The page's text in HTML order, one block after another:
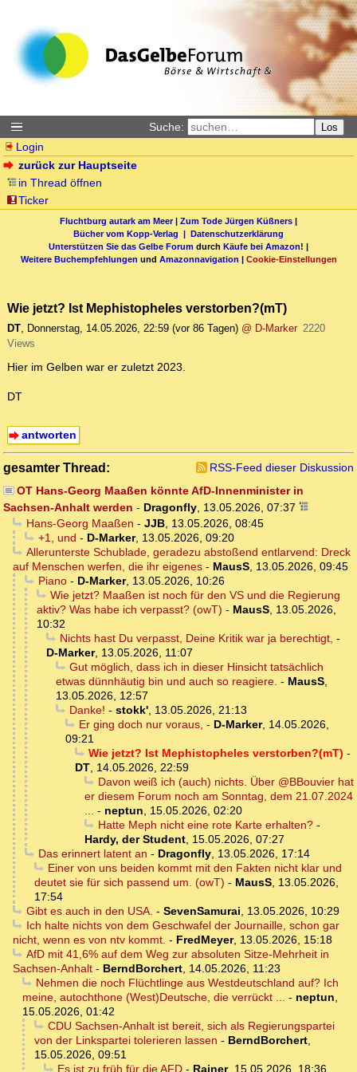
Suche: Los
Login
zurück zur Hauptseite
in Thread öffnen
Ticker
Fluchtburg autark am Meer| Zum Tode Jürgen Küßners |
Bücher vom Kopp-Verlag | Datenschutzerklärung
Unterstützen Sie das Gelbe Forum durch Käufe bei Amazon! |
Weitere Buchempfehlungen und Amazonnavigation | Cookie-Einstellungen
Wie jetzt? Ist Mephistopheles verstorben?(mT)
DT, Donnerstag, 14.05.2026, 22:59 (vor 86 Tagen) @ D-Marker 2220
Views
Hier im Gelben war er zuletzt 2023.
DT
antworten
gesamter Thread:
RSS-Feed dieser Diskussion
OT Hans-Georg Maaßen könnte AfD-Innenminister in
Sachsen-Anhalt werden - Dragonfly, 13.05.2026, 07:37
Hans-Georg Maaßen - JJB, 13.05.2026, 08:45
+1, und - D-Marker, 13.05.2026, 09:20
Allerunterste Schublade, geradezu abstoßend entlarvend: Dreck
auf Menschen werfen, die ihr eigenes - MausS, 13.05.2026, 09:45
Piano- D-Marker, 13.05.2026, 10:26
Wie jetzt? Maaßen ist noch für den VS und die Regierung
aktiv? Was habe ich verpasst? (owT) - MausS, 13.05.2026,
10:32
Nichts hast Du verpasst, Deine Kritik war ja berechtigt, -
D-Marker, 13.05.2026, 11:07
Gut möglich, dass ich in dieser Hinsicht tatsächlich
etwas dünnhäutig bin und auch so reagiere. - MausS,
13.05.2026, 12:57
Danke! - stokk', 13.05.2026, 21:13
Er ging doch nur voraus, - D-Marker, 14.05.2026,
09:21
Wie jetzt? Ist Mephistopheles verstorben?(mT) -
DT, 14.05.2026, 22:59
Davon weiß ich (auch) nichts. Über @BBouvier hat
er diesem Forum noch am Sonntag, dem 21.07.2024
... - neptun, 15.05.2026, 02:20
Hatte Meph nicht eine rote Karte erhalten?-
Hardy, der Student, 15.05.2026, 07:27
Das erinnert latent an - Dragonfly, 13.05.2026, 17:14
Einer von uns beiden kommt mit den Fakten nicht klar und
deutet sie für sich passend um. (owT) - MausS, 13.05.2026,
17:54
Gibt es auch in den USA. - SevenSamurai, 13.05.2026, 10:29
Ich halte nichts von dem Geschwafel der Journaille, schon gar
nicht, wenn es von ntv kommt. - FredMeyer, 13.05.2026, 15:18
AfD mit 41,6% auf dem Weg zur absoluten Sitze-Mehrheit in
Sachsen-Anhalt - BerndBorchert, 14.05.2026, 11:23
Nehmen die noch Flüchtlinge aus Westdeutschland auf? Ich
meine, autochthone (West)Deutsche, die verrückt ... - neptun,
15.05.2026, 01:42
CDU Sachsen-Anhalt ist bereit, sich als Regierungspartei
von der Linkspartei tolerieren lassen - BerndBorchert,
15.05.2026, 09:51
Es ist zu früh für die AFD- Rainer, 15.05.2026, 18:36